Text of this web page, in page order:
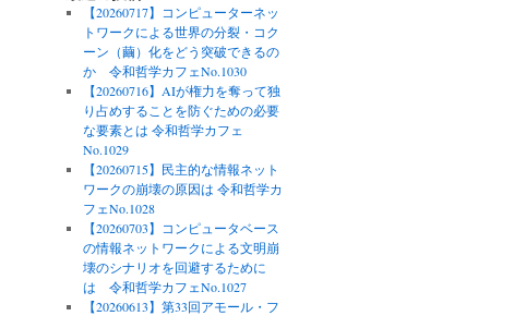
【20260717】コンピューターネッ
トワークによる世界の分裂・コク
ーン（繭）化をどう突破できるの
か 令和哲学カフェNo.1030
【20260716】AIが権力を奪って独
り占めすることを防ぐための必要
な要素とは 令和哲学カフェ
No.1029
【20260715】民主的な情報ネット
ワークの崩壊の原因は 令和哲学カ
フェNo.1028
【20260703】コンピュータベース
の情報ネットワークによる文明崩
壊のシナリオを回避するために
は 令和哲学カフェNo.1027
【20260613】第33回アモール・フ